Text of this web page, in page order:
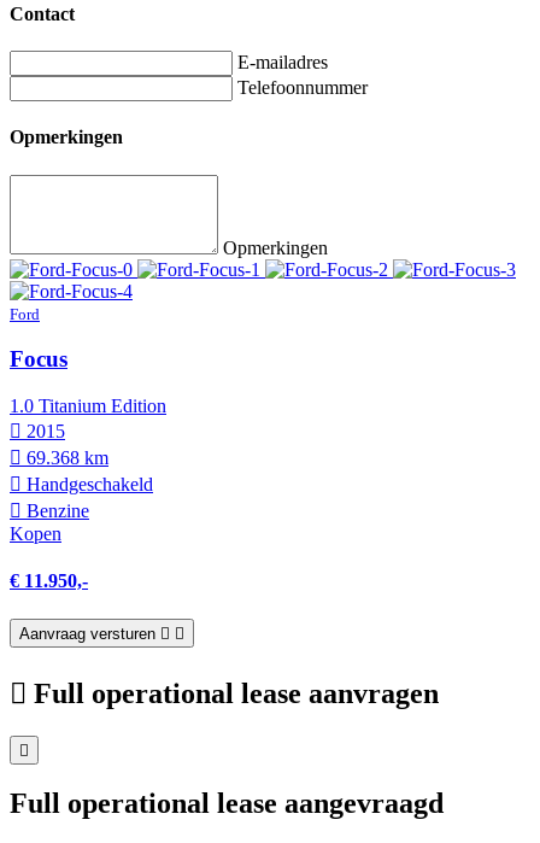
Contact
E-mailadres
Telefoonnummer
Opmerkingen
Opmerkingen
Ford
Focus
1.0 Titanium Edition
2015
69.368 km
Hand­geschakeld
Benzine
Kopen
€ 11.950,-
Aanvraag versturen
Full operational lease aanvragen
Full operational lease aangevraagd